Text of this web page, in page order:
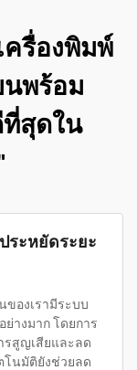
ครื่องพิมพ์
นพร้อม
ที่สุดใน
ระหยัดระยะ
ของเรามีระบบ
างมาก โดยการ
รสูญเสียและลด
โนมัติยังช่วยลด